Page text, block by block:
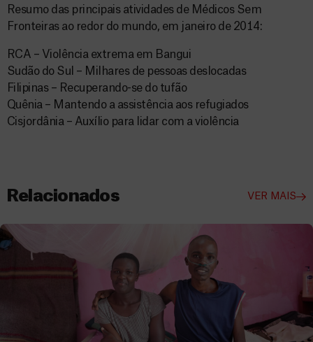
Resumo das principais atividades de Médicos Sem
Fronteiras ao redor do mundo, em janeiro de 2014:
RCA – Violência extrema em Bangui
Sudão do Sul – Milhares de pessoas deslocadas
Filipinas – Recuperando-se do tufão
Quênia – Mantendo a assistência aos refugiados
Cisjordânia – Auxílio para lidar com a violência
Relacionados VER MAIS